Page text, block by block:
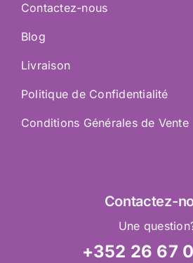
Contactez-nous
Blog
Livraison
Politique de Confidentialité
Conditions Générales de Vente
Contactez-
Une
+352 26 67